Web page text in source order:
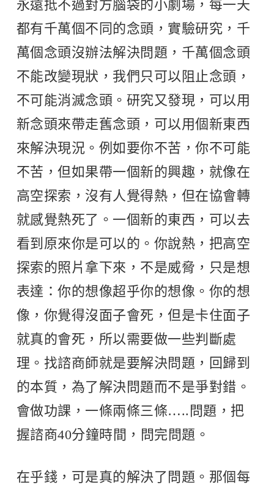
永遠抵不過對方腦袋的小劇場，每一天
都有千萬個不同的念頭，實驗研究，千
萬個念頭沒辦法解決問題，千萬個念頭
不能改變現狀，我們只可以阻止念頭，
不可能消滅念頭。研究又發現，可以用
新念頭來帶走舊念頭，可以用個新東西
來解決現況。例如要你不苦，你不可能
不苦，但如果帶一個新的興趣，就像在
高空探索，沒有人覺得熱，但在協會轉
就感覺熱死了。一個新的東西，可以去
看到原來你是可以的。你說熱，把高空
探索的照片拿下來，不是威脅，只是想
表達：你的想像超乎你的想像。你的想
像，你覺得沒面子會死，但是卡住面子
就真的會死，所以需要做一些判斷處
理。找諮商師就是要解決問題，回歸到
的本質，為了解決問題而不是爭對錯。
會做功課，一條兩條三條…..問題，把
握諮商40分鐘時間，問完問題。
在乎錢，可是真的解決了問題。那個每